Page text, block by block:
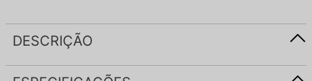
DESCRIÇÃO